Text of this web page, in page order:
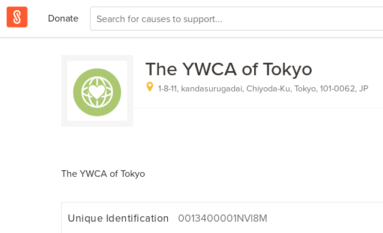
Donate
The YWCA of Tokyo
1-8-11, kandasurugadai, Chiyoda-Ku, Tokyo, 101-0062, JP
The YWCA of Tokyo
Unique Identification 0013400001NVl8M